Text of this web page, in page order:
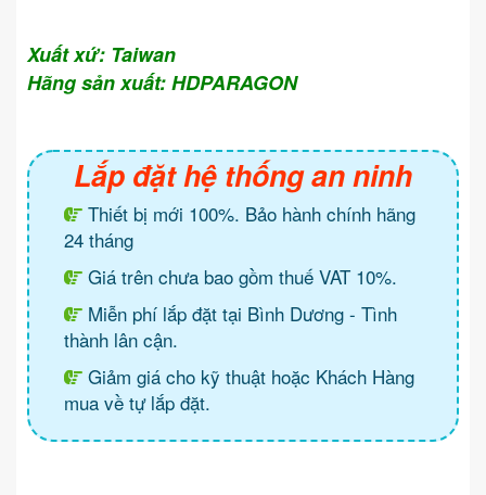
Xuất xứ: Taiwan
Hãng sản xuất: HDPARAGON
Lắp đặt hệ thống an ninh
Thiết bị mới 100%. Bảo hành chính hãng
24 tháng
Giá trên chưa bao gồm thuế VAT 10%.
Miễn phí lắp đặt tại Bình Dương - Tình
thành lân cận.
Giảm giá cho kỹ thuật hoặc Khách Hàng
mua về tự lắp đặt.